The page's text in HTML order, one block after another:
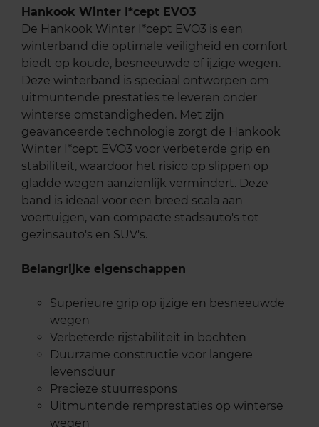
Hankook Winter I*cept EVO3
De Hankook Winter I*cept EVO3 is een
winterband die optimale veiligheid en comfort
biedt op koude, besneeuwde of ijzige wegen.
Deze winterband is speciaal ontworpen om
uitmuntende prestaties te leveren onder
winterse omstandigheden. Met zijn
geavanceerde technologie zorgt de Hankook
Winter I*cept EVO3 voor verbeterde grip en
stabiliteit, waardoor het risico op slippen op
gladde wegen aanzienlijk vermindert. Deze
band is ideaal voor een breed scala aan
voertuigen, van compacte stadsauto's tot
gezinsauto's en SUV's.
Belangrijke eigenschappen
Superieure grip op ijzige en besneeuwde
wegen
Verbeterde rijstabiliteit in bochten
Duurzame constructie voor langere
levensduur
Precieze stuurrespons
Uitmuntende remprestaties op winterse
wegen